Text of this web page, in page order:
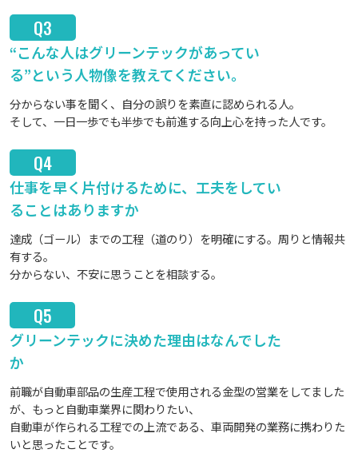
Q3
“こんな人はグリーンテックがあってい
る”という人物像を教えてください。
分からない事を聞く、自分の誤りを素直に認められる人。
そして、一日一歩でも半歩でも前進する向上心を持った人です。
Q4
仕事を早く片付けるために、工夫をしてい
ることはありますか
達成（ゴール）までの工程（道のり）を明確にする。周りと情報共
有する。
分からない、不安に思うことを相談する。
Q5
グリーンテックに決めた理由はなんでした
か
前職が自動車部品の生産工程で使用される金型の営業をしてました
が、もっと自動車業界に関わりたい、
自動車が作られる工程での上流である、車両開発の業務に携わりた
いと思ったことです。